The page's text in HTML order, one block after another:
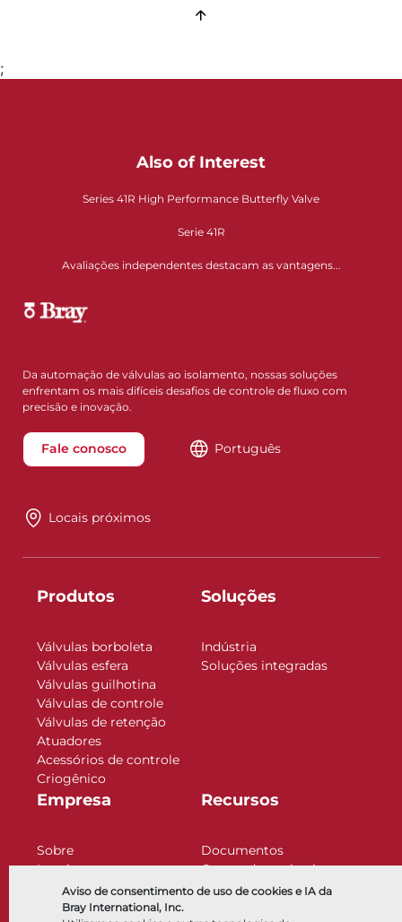
Aviso de consentimento de uso de cookies e IA da
Bray International, Inc.
;
Also of Interest
Series 41R High Performance Butterfly Valve
Serie 41R
Avaliações independentes destacam as vantagens...
Da automação de válvulas ao isolamento, nossas soluções
enfrentam os mais difíceis desafios de controle de fluxo com
precisão e inovação.
Fale conosco Português
Locais próximos
Produtos
Válvulas borboleta
Válvulas esfera
Válvulas guilhotina
Válvulas de controle
Válvulas de retenção
Atuadores
Acessórios de controle
Criogênico
Soluções
Indústria
Soluções integradas
Empresa
Sobre
Locais
Parceria
Sustentabilidade
Recursos
Documentos
Centro de conhecimento
Software